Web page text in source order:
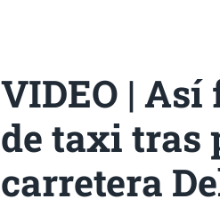
VIDEO |
de taxi tras
carretera